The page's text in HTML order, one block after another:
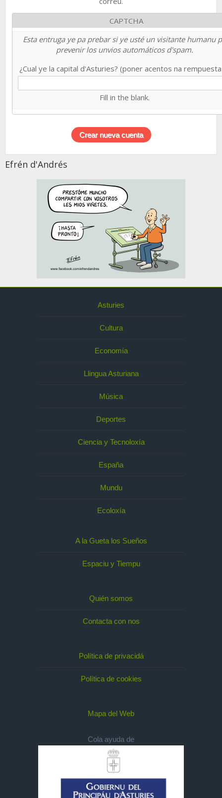
CAPTCHA
Esta entruga ye pa prebar si ye usté un visitante humanu
prevenir los unvios automáticos d'spam.
¿Cual ye la capital d'Asturies? (poner acentos na
Fill in the blank.
Efrén d'Andrés
Asturies
Cultura
Economía
Llingua Asturiana
Música
Deportes
Ciencia y Tecnoloxía
España
Mundu
Ecoloxía
A la Gueta los Sueños
Espaciu y Tiempu
Quién somos
Contacta con nos
Política de privacidá
Política de cookies
Mapa del Web
Cola ayuda de